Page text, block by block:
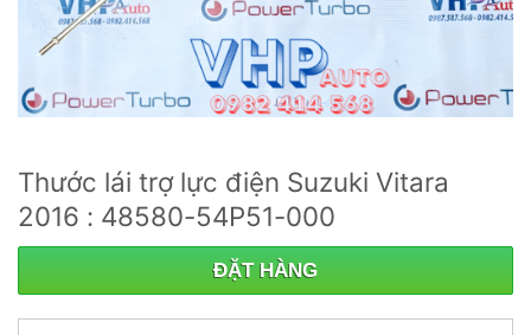
Thước lái trợ lực điện Suzuki Vitara
2016 : 48580-54P51-000
ĐẶT HÀNG